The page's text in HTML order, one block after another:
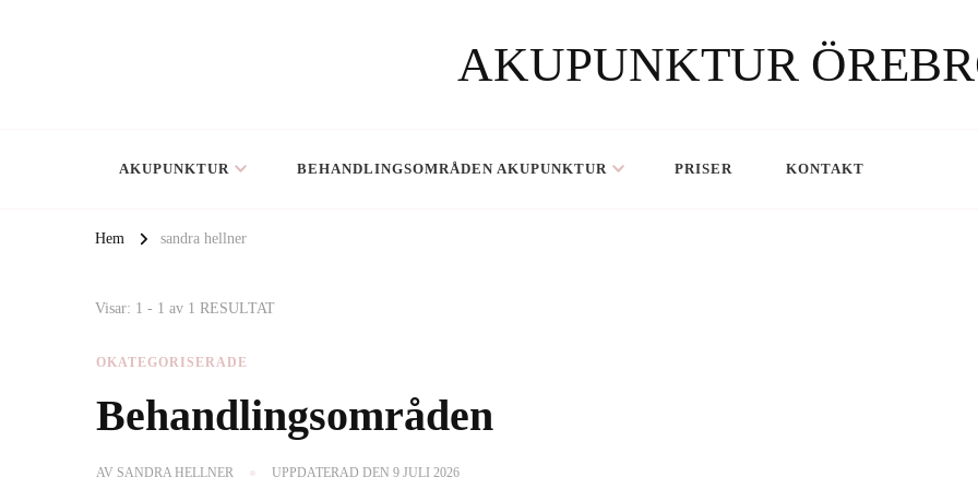
AKUPUNKTUR
AKUPUNKTUR BEHANDLINGSOMRÅDEN AKUPUNKTUR PRISER KONTAKT
Hem sandra hellner
Visar: 1 - 1 av 1 RESULTAT
OKATEGORISERADE
Behandlingsområden
AV SANDRA HELLNER UPPDATERAD DEN 9 JULI 2026